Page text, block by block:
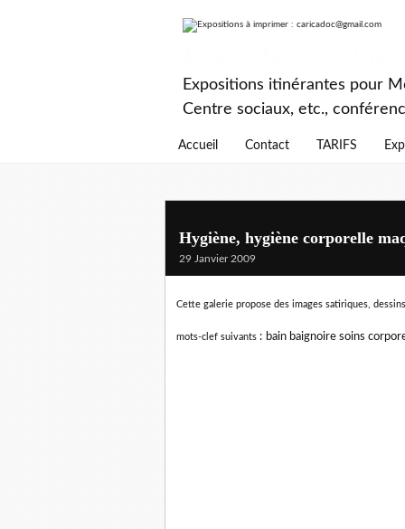
Expositions itinérantes pour
Centre sociaux, etc.,
Accueil Contact TARIFS
Hygiène, hygiène corporelle
29 Janvier 2009
Cette galerie propose des images satiriques,
mots-clef suivants : bain baignoire soins